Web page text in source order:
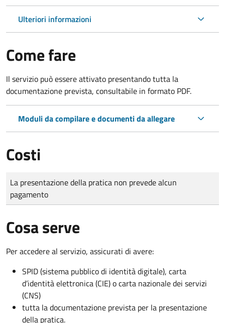
Ulteriori informazioni
Come fare
Il servizio può essere attivato presentando tutta la
documentazione prevista, consultabile in formato PDF.
Moduli da compilare e documenti da allegare
Costi
Tipo di pagamento
Importo
La presentazione della pratica non prevede alcun
pagamento
Cosa serve
Per accedere al servizio, assicurati di avere:
SPID (sistema pubblico di identità digitale), carta
d’identità elettronica (CIE) o carta nazionale dei servizi
(CNS)
tutta la documentazione prevista per la presentazione
della pratica.